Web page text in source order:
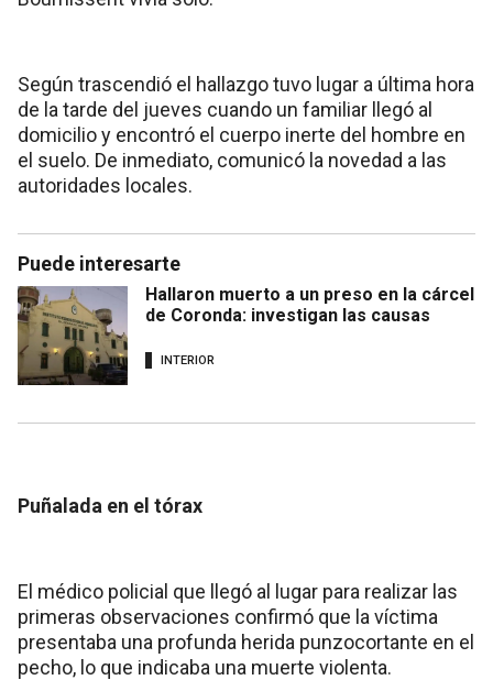
Según trascendió el hallazgo tuvo lugar a última hora
de la tarde del jueves cuando un familiar llegó al
domicilio y encontró el cuerpo inerte del hombre en
el suelo. De inmediato, comunicó la novedad a las
autoridades locales.
Puede interesarte
Hallaron muerto a un preso en la cárcel
de Coronda: investigan las causas
INTERIOR
Puñalada en el tórax
El médico policial que llegó al lugar para realizar las
primeras observaciones confirmó que la víctima
presentaba una profunda herida punzocortante en el
pecho, lo que indicaba una muerte violenta.